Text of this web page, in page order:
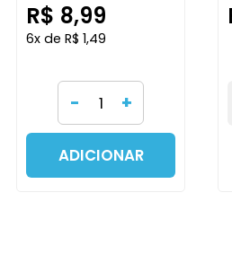
R$ 8,99
6x de R$ 1,49
- +
ADICIONAR